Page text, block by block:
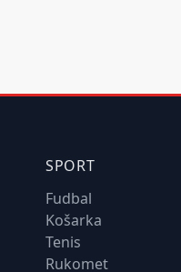
SPORT
Fudbal
Košarka
Tenis
Rukomet